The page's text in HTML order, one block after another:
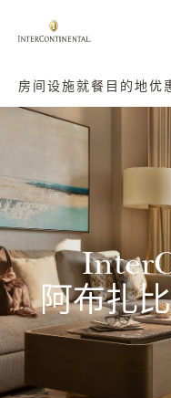
房间设施就餐 目的地优
阿布扎